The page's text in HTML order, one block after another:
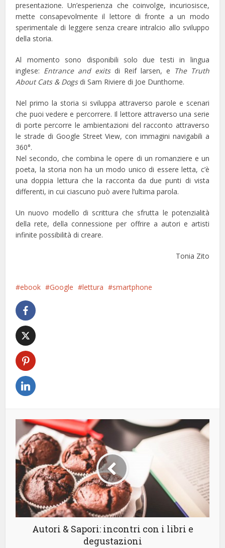
presentazione. Un’esperienza che coinvolge, incuriosisce,
mette consapevolmente il lettore di fronte a un modo
sperimentale di leggere senza creare intralcio allo sviluppo
della storia.
Al momento sono disponibili solo due testi in lingua
inglese: Entrance and exitsdi Reif larsen, e The Truth
About Cats & Dogsdi Sam Riviere di Joe Dunthorne.
Nel primo la storia si sviluppa attraverso parole e scenari
che puoi vedere e percorrere. Il lettore attraverso una serie
di porte percorre le ambientazioni del racconto attraverso
le strade di Google Street View, con immagini navigabili a
360°.
Nel secondo, che combina le opere di un romanziere e un
poeta, la storia non ha un modo unico di essere letta, c’è
una doppia lettura che la racconta da due punti di vista
differenti, in cui ciascuno può avere l’ultima parola.
Un nuovo modello di scrittura che sfrutta le potenzialità
della rete, della connessione per offrire a autori e artisti
infinite possibilità di creare.
Tonia Zito
ebook Google lettura smartphone
Autori & Sapori: incontri con i libri e
degustazioni